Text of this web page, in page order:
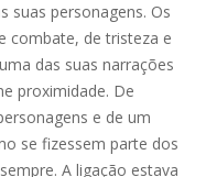
suas personagens. Os
combate, de tristeza e
das suas narrações
proximidade. De
e de um
se fizessem parte dos
A ligação estava